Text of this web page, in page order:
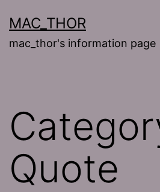
to
content
MAC_THOR
mac_thor's information page
Quote